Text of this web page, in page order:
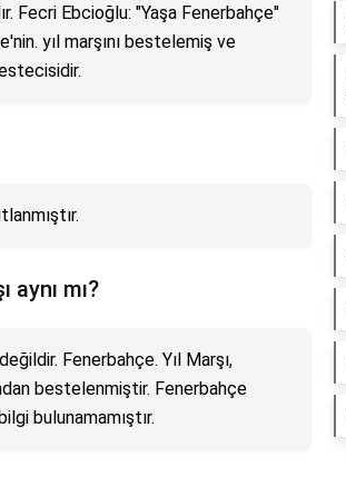
Fecri Ebcioğlu: "Yaşa Fenerbahçe"
yıl marşını bestelemiş ve
aynı mı?
Fenerbahçe. Yıl Marşı,
bestelenmiştir. Fenerbahçe
bulunamamıştır.